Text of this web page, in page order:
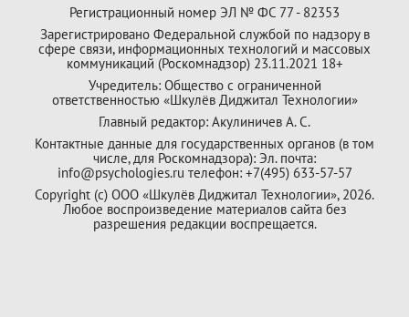
Регистрационный номер ЭЛ № ФС 77 - 82353
Зарегистрировано Федеральной службой по надзору в
сфере связи, информационных технологий и массовых
коммуникаций (Роскомнадзор) 23.11.2021 18+
Учредитель: Общество с ограниченной
ответственностью «Шкулёв Диджитал Технологии»
Главный редактор: Акулиничев А. С.
Контактные данные для государственных органов (в том
числе, для Роскомнадзора): Эл. почта:
info@psychologies.ru телефон: +7(495) 633-57-57
Copyright (с) ООО «Шкулёв Диджитал Технологии», 2026.
Любое воспроизведение материалов сайта без
разрешения редакции воспрещается.